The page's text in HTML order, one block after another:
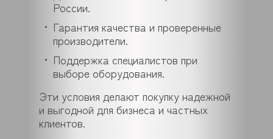
России.
Гарантия качества и проверенные
производители.
Поддержка специалистов при
выборе оборудования.
Эти условия делают покупку надежной
и выгодной для бизнеса и частных
клиентов.